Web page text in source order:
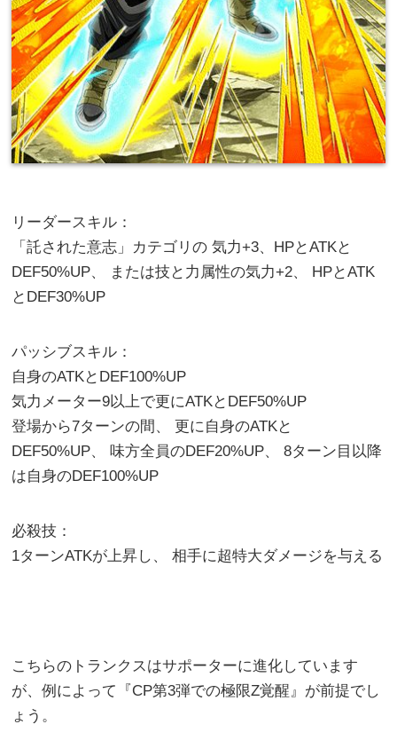
リーダースキル：
「託された意志」カテゴリの 気力+3、HPとATKと
DEF50%UP、 または技と力属性の気力+2、 HPとATK
とDEF30%UP
パッシブスキル：
自身のATKとDEF100%UP
気力メーター9以上で更にATKとDEF50%UP
登場から7ターンの間、 更に自身のATKと
DEF50%UP、 味方全員のDEF20%UP、 8ターン目以降
は自身のDEF100%UP
必殺技：
1ターンATKが上昇し、 相手に超特大ダメージを与える
こちらのトランクスはサポーターに進化しています
が、例によって『CP第3弾での極限Z覚醒』が前提でし
ょう。